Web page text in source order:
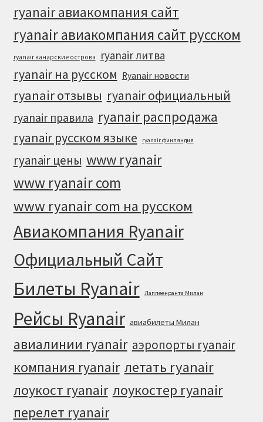
ryanair авиакомпания сайт
ryanair авиакомпания сайт русском
ryanair канарские острова ryanair литва
ryanair на русском Ryanair новости
ryanair отзывы ryanair официальный
ryanair правила ryanair распродажа
ryanair русском языке ryanair финляндия
ryanair цены www ryanair
www ryanair com
www ryanair com на русском
Авиакомпания Ryanair
Официальный Cайт
Билеты Ryanair Лаппеенранта Милан
Рейсы Ryanair авиабилеты Милан
авиалинии ryanair аэропорты ryanair
компания ryanair летать ryanair
лоукост ryanair лоукостер ryanair
перелет ryanair